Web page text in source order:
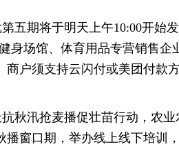
五期将于明天上午10:00开始
身场馆、体育用品专营销售
商户须支持云闪付或美团付款
秋汛抢麦播促壮苗行动，农
播窗口期，举办线上线下培训